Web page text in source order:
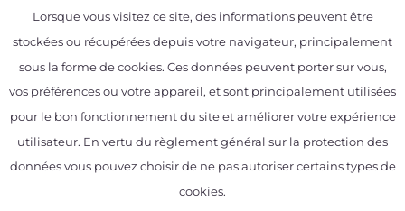
but also materials, mechanics, robotics,
Aerospace forum !
to facilitate recruitment for companies in the
training. This event is led by the Campus des
of UIMM Occitanie, OPCO 2i, EDEC, GIFAS and
Lorsque vous visitez ce site, des informations peuvent être
stockées ou récupérées depuis votre navigateur, principalement
sous la forme de cookies. Ces données peuvent porter sur vous,
vos préférences ou votre appareil, et sont principalement utilisées
pour le bon fonctionnement du site et améliorer votre expérience
utilisateur. En vertu du règlement général sur la protection des
données vous pouvez choisir de ne pas autoriser certains types de
cookies.